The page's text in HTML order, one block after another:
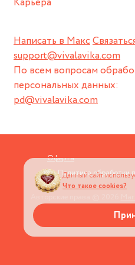
Написать в Макс
support@vivalavika.com
По всем вопросам
персональных данных:
pd@vivalavika.com
Оферта
Политика обработки
Данный сайт
Что такое cookies?